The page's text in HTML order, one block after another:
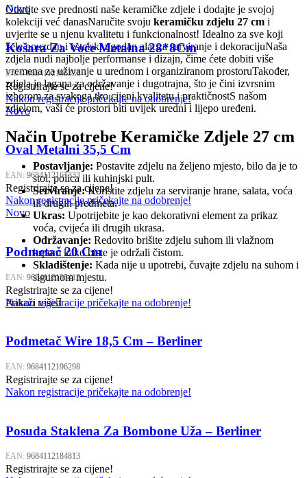
Otkrijte sve prednosti naše keramičke zdjele i dodajte je svojoj
kolekciji već danasNaručite svoju keramičku zdjelu 27 cm i
uvjerite se u njenu kvalitetu i funkcionalnost! Idealno za sve koji
žele pouzdan i estetski ugodan alat za serviranje i dekoracijuNaša
zdjela nudi najbolje performanse i dizajn, čime ćete dobiti više
vremena za uživanje u urednom i organiziranom prostoruTakođer,
zdjela je lagana za održavanje i dugotrajna, što je čini izvrsnim
izborom za svakoga tko cijeni kvalitetu i praktičnostS našom
zdjelom, vaši će prostori biti uvijek uredni i lijepo uređeni.
Način Upotrebe Keramičke Zdjele 27 cm
Postavljanje: Postavite zdjelu na željeno mjesto, bilo da je to
stol, polica ili kuhinjski pult.
Serviranje:Koristite zdjelu za serviranje hrane, salata, voća
ili drugih predmeta.
Ukras: Upotrijebite je kao dekorativni element za prikaz
voća, cvijeća ili drugih ukrasa.
Održavanje: Redovito brišite zdjelu suhom ili vlažnom
krpom kako biste je održali čistom.
Skladištenje: Kada nije u upotrebi, čuvajte zdjelu na suhom i
sigurnom mjestu.
Prikaži više
Novo
Košara Za Voće Metalna 28*8Cm
EAN:9684112196335
Registrirajte se za cijene!
Nakon registracije pričekajte na odobrenje!
Novo
Oval Metalni 35,5 Cm
EAN: 9684112161333
Registrirajte se za cijene!
Nakon registracije pričekajte na odobrenje!
Novo
Podmetač 20 Cm
EAN: 9684112195413
Registrirajte se za cijene!
Nakon registracije pričekajte na odobrenje!
Podmetač Wire 18,5 Cm – Berliner
EAN: 9684112196298
Registrirajte se za cijene!
Nakon registracije pričekajte na odobrenje!
Posuda Staklena Za Bombone Uža – Berliner
EAN: 9684112184813
Registrirajte se za cijene!